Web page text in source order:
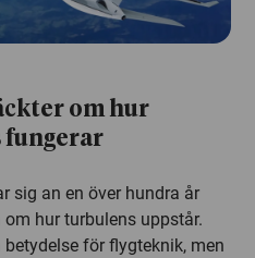
om hur
fungerar
sig an en över hundra år
hur turbulens uppstår.
för flygteknik, men